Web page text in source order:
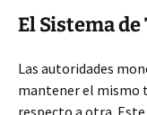
El Sistema
Las autoridades
mantener el mismo
respecto a otra.